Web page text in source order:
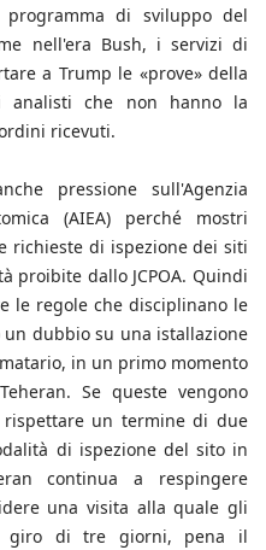
programma di sviluppo del
nell'era Bush, i servizi di
a Trump le «prove» della
che non hanno la
ricevuti.
pressione sull'Agenzia
(AIEA) perché mostri
richieste di ispezione dei siti
proibite dallo JCPOA. Quindi
le regole che disciplinano le
dubbio su una istallazione
in un primo momento
Se queste vengono
un termine di due
di ispezione del sito in
continua a respingere
una visita alla quale gli
giro di tre giorni, pena il